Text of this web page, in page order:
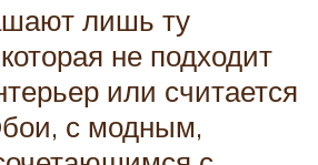
лишь ту
не подходит
или считается
с модным,